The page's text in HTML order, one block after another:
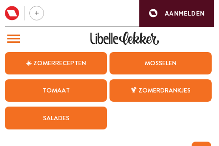
AANMELDEN
☀️ ZOMERRECEPTEN MOSSELEN
TOMAAT 🍹 ZOMERDRANKJES
SALADES
BEZOEK ONZE ANDERE WEBSITES
WEEKMENU
CHAT MET MAIA